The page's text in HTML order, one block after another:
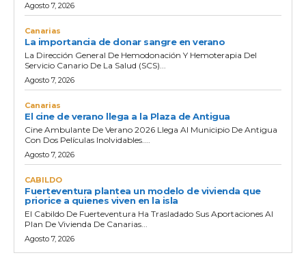
Agosto 7, 2026
Canarias
La importancia de donar sangre en verano
La Dirección General De Hemodonación Y Hemoterapia Del
Servicio Canario De La Salud (SCS)...
Agosto 7, 2026
Canarias
El cine de verano llega a la Plaza de Antigua
Cine Ambulante De Verano 2026 Llega Al Municipio De Antigua
Con Dos Películas Inolvidables....
Agosto 7, 2026
CABILDO
Fuerteventura plantea un modelo de vivienda que
priorice a quienes viven en la isla
El Cabildo De Fuerteventura Ha Trasladado Sus Aportaciones Al
Plan De Vivienda De Canarias...
Agosto 7, 2026